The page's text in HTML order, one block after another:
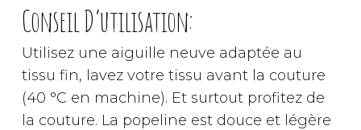
Conseil D’utilisation:
Utilisez une aiguille neuve adaptée au
tissu fin, lavez votre tissu avant la couture
(40 °C en machine). Et surtout profitez de
la couture. La popeline est douce et légère